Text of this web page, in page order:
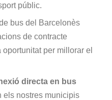
públic.
bus del Barcelonès
de contracte
per millorar el
directa en bus
els nostres municipis